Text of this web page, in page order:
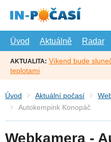
hlavní
Úvod
Aktuálně Radar
AKTUALITA: Víkend bude
teplotami
Úvod Aktuální počasí
Autokempink Konopáč
Webkamera -